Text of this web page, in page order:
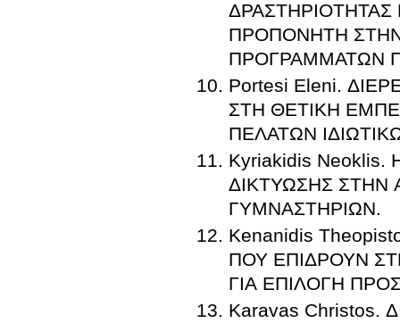
ΠΡΟΠΟΝΗΤΗ
ΠΡΟΓΡΑΜΜΑΤΩΝ
Portesi Eleni.
ΣΤΗ ΘΕΤΙΚΗ
ΠΕΛΑΤΩΝ
Kyriakidis
ΔΙΚΤΥΩΣΗΣ
ΓΥΜΝΑΣΤΗΡΙΩΝ.
Kenanidis
ΠΟΥ ΕΠΙΔΡΟΥΝ
ΓΙΑ ΕΠΙΛΟΓΗ
Karavas Christos.